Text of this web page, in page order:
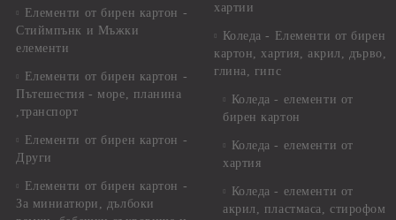
Елементи от бирен картон -
Стиймпънк и Мъжки
елементи
Елементи от бирен картон -
Пътешестия - море, планина
,транспорт
Елементи от бирен картон -
Други
Елементи от бирен картон -
За миниатюри, дълбоки
хартии
Коледа - Eлементи от бирен
картон, хартия, акрил, дърво,
глина, гипс
Коледа - елементи от
бирен картон
Коледа - елементи от
хартия
Коледа - елементи от
акрил, пластмаса, стирофом